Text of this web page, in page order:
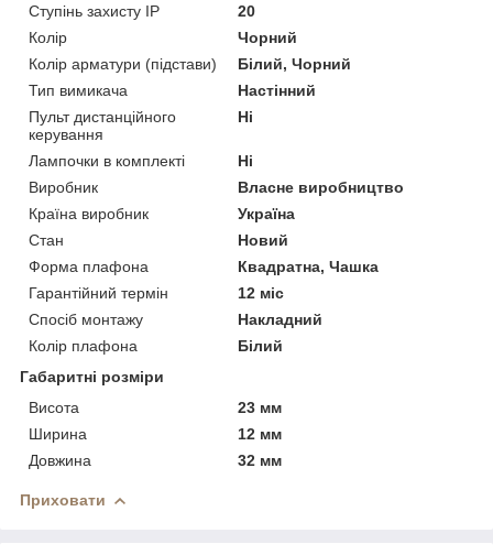
Ступінь захисту IP
20
Колір
Чорний
Колір арматури (підстави)
Білий, Чорний
Тип вимикача
Настінний
Пульт дистанційного
керування
Ні
Лампочки в комплекті
Ні
Виробник
Власне виробництво
Країна виробник
Україна
Стан
Новий
Форма плафона
Квадратна, Чашка
Гарантійний термін
12 міс
Спосіб монтажу
Накладний
Колір плафона
Білий
Габаритні розміри
Висота
23 мм
Ширина
12 мм
Довжина
32 мм
Приховати